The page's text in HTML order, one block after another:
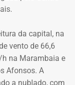
à Mulher
(CIAMs)
para
da capital, na
vento de 66,6
h na Marambaia e
Afonsos. A
a nublado, com